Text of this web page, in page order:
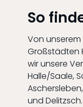
So
Von
Großstädten
wir unsere
Halle/Saale,
und Delitzsch.